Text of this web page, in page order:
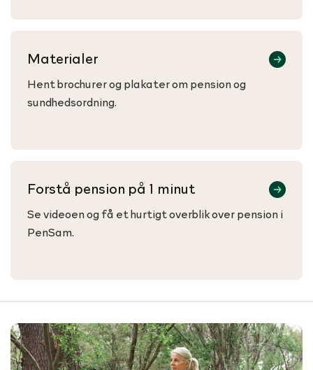
Materialer
Hent brochurer og plakater om pension og
sundhedsordning.
Forstå pension på 1 minut
Se videoen og få et hurtigt overblik over pension i
PenSam.